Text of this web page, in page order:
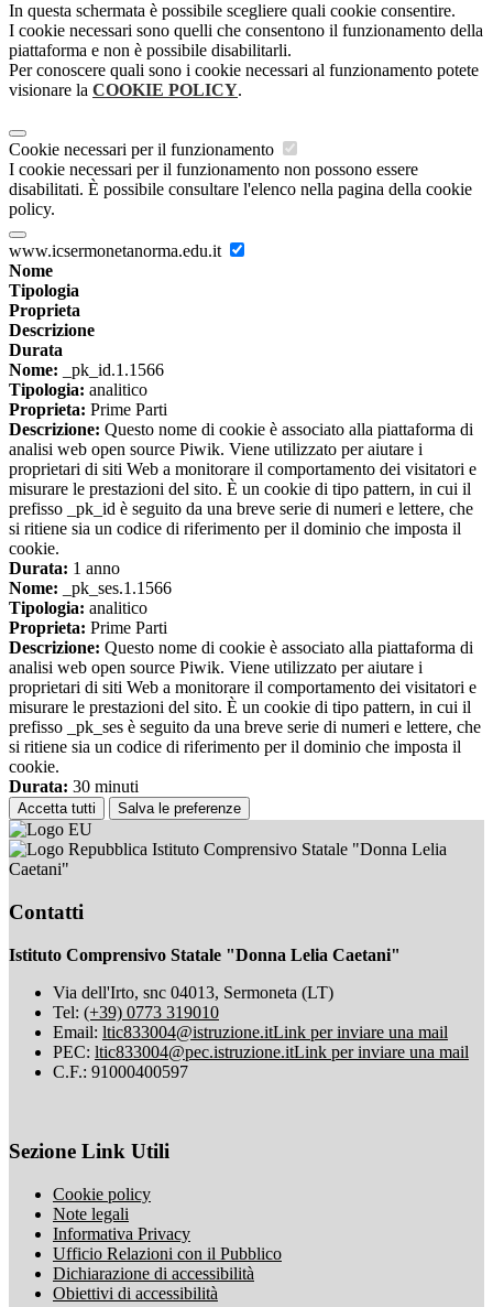
In questa schermata è possibile scegliere quali cookie consentire.
I cookie necessari sono quelli che consentono il funzionamento della
piattaforma e non è possibile disabilitarli.
Per conoscere quali sono i cookie necessari al funzionamento potete
visionare la COOKIE POLICY.
Cookie necessari per il funzionamento
I cookie necessari per il funzionamento non possono essere
disabilitati. È possibile consultare l'elenco nella pagina della cookie
policy.
www.icsermonetanorma.edu.it
Nome
Tipologia
Proprieta
Descrizione
Durata
Nome: _pk_id.1.1566
Tipologia: analitico
Proprieta: Prime Parti
Descrizione: Questo nome di cookie è associato alla piattaforma di
analisi web open source Piwik. Viene utilizzato per aiutare i
proprietari di siti Web a monitorare il comportamento dei visitatori e
misurare le prestazioni del sito. È un cookie di tipo pattern, in cui il
prefisso _pk_id è seguito da una breve serie di numeri e lettere, che
si ritiene sia un codice di riferimento per il dominio che imposta il
cookie.
Durata: 1 anno
Nome: _pk_ses.1.1566
Tipologia: analitico
Proprieta: Prime Parti
Descrizione: Questo nome di cookie è associato alla piattaforma di
analisi web open source Piwik. Viene utilizzato per aiutare i
proprietari di siti Web a monitorare il comportamento dei visitatori e
misurare le prestazioni del sito. È un cookie di tipo pattern, in cui il
prefisso _pk_ses è seguito da una breve serie di numeri e lettere, che
si ritiene sia un codice di riferimento per il dominio che imposta il
cookie.
Durata: 30 minuti
Accetta tutti Salva le preferenze
Istituto Comprensivo Statale "Donna Lelia
Caetani"
Contatti
Istituto Comprensivo Statale "Donna Lelia Caetani"
Via dell'Irto, snc 04013, Sermoneta (LT)
Tel: (+39) 0773 319010
Email: ltic833004@istruzione.itLink per inviare una mail
PEC: ltic833004@pec.istruzione.itLink per inviare una mail
C.F.: 91000400597
Sezione Link Utili
Cookie policy
Note legali
Informativa Privacy
Ufficio Relazioni con il Pubblico
Dichiarazione di accessibilità
Obiettivi di accessibilità